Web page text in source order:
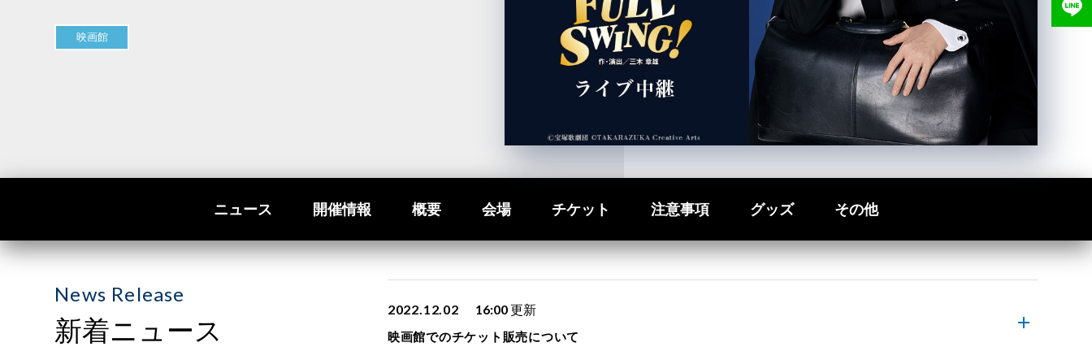
映画館
ニュース 開催情報 概要 会場 チケット 注意事項 グッズ その他
News Release
新着ニュース
2022.12.02 16:00更新
映画館でのチケット販売について